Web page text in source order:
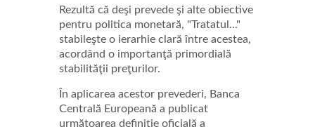
Rezultă că deşi prevede şi alte obiective
pentru politica monetară, "Tratatul..."
stabileşte o ierarhie clară între acestea,
acordând o importanţă primordială
stabilităţii preţurilor.
În aplicarea acestor prevederi, Banca
Centrală Europeană a publicat
următoarea definiţie oficială a